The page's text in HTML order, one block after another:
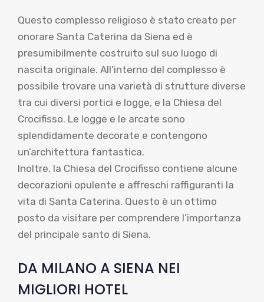
Questo complesso religioso è stato creato per
onorare Santa Caterina da Siena ed è
presumibilmente costruito sul suo luogo di
nascita originale. All’interno del complesso è
possibile trovare una varietà di strutture diverse
tra cui diversi portici e logge, e la Chiesa del
Crocifisso. Le logge e le arcate sono
splendidamente decorate e contengono
un’architettura fantastica.
Inoltre, la Chiesa del Crocifisso contiene alcune
decorazioni opulente e affreschi raffiguranti la
vita di Santa Caterina. Questo è un ottimo
posto da visitare per comprendere l’importanza
del principale santo di Siena.
DA MILANO A SIENA NEI
MIGLIORI HOTEL